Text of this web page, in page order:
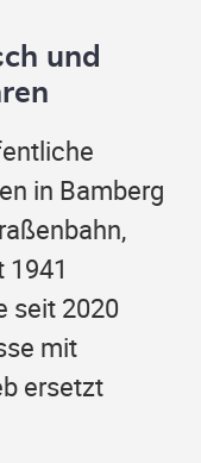
und
in Bamberg
seit 2020
mit
ersetzt